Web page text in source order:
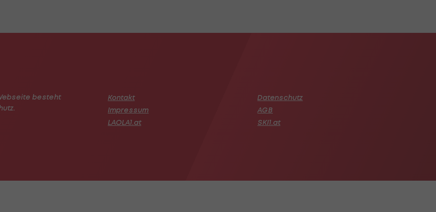
besteht
Kontakt
Impressum
LAOLA1.at
Datenschutz
AGB
SKI1.at